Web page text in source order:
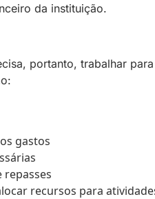
da instituição.
portanto, trabalhar
gastos
repasses
recursos para